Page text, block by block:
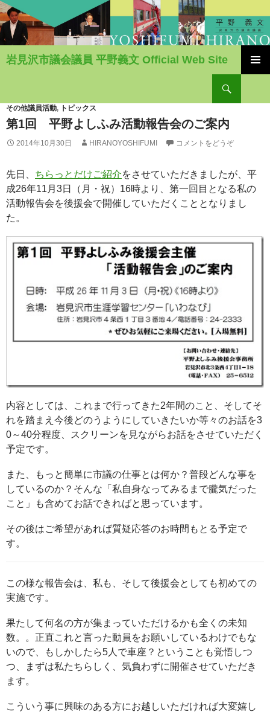
岩見沢市議会議員 平野義文 Official Web Site
ン
ツ
へ
移
その他議員活動, トピックス
第1回 平野よしふみ活動報告会のご案内
2014年10月30日 HIRANOYOSHIFUMI コメントをどうぞ
先日、 ちらっとだけご紹介をさせていただきましたが、平
成26年11月3日（月・祝）16時より、第一回目となる私の
活動報告会を後援会で開催していただくこととなりまし
た。
内容としては、これまで行ってきた2年間のこと、そしてそ
れを踏まえ今後どのうようにしていきたいか等々のお話を3
0～40分程度、スクリーンを見ながらお話をさせていただく
予定です。
また、もっと簡単に市議の仕事とは何か？普段どんな事を
しているのか？そんな「私自身なってみるまで朧気だった
こと」も含めてお話できればと思っています。
その後はご希望があれば質疑応答のお時間もとる予定で
す。
この様な報告会は、私も、そして後援会としても初めての
実施です。
果たして何名の方が集まっていただけるかも全くの未知
数。。正直これと言った動員をお願いしているわけでもな
いので、もしかしたら5人で車座？ということも覚悟しつ
つ、まずは私たちらしく、気負わずに開催させていただき
ます。
こういう事に興味のある方にお越しいただければ大変嬉し